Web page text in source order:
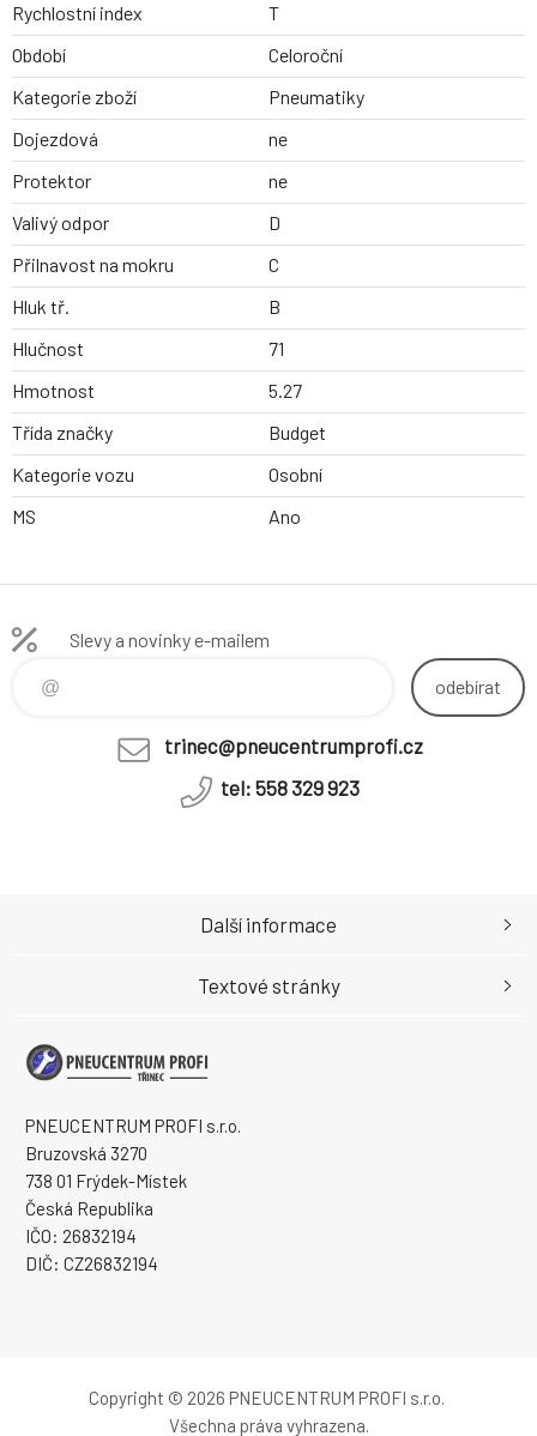
Rychlostní index
T
Období
Celoroční
Kategorie zboží
Pneumatiky
Dojezdová
ne
Protektor
ne
Valivý odpor
D
Přilnavost na mokru
C
Hluk tř.
B
Hlučnost
71
Hmotnost
5.27
Třída značky
Budget
Kategorie vozu
Osobní
MS
Ano
Slevy a novinky e-mailem
odebírat
trinec@pneucentrumprofi.cz
tel: 558 329 923
PNEUCENTRUM PROFI s.r.o.
Bruzovská 3270
738 01 Frýdek-Místek
Česká Republika
IČO: 26832194
DIČ: CZ26832194
Další informace
Textové stránky
Copyright © 2026 PNEUCENTRUM PROFI s.r.o.
Všechna práva vyhrazena.